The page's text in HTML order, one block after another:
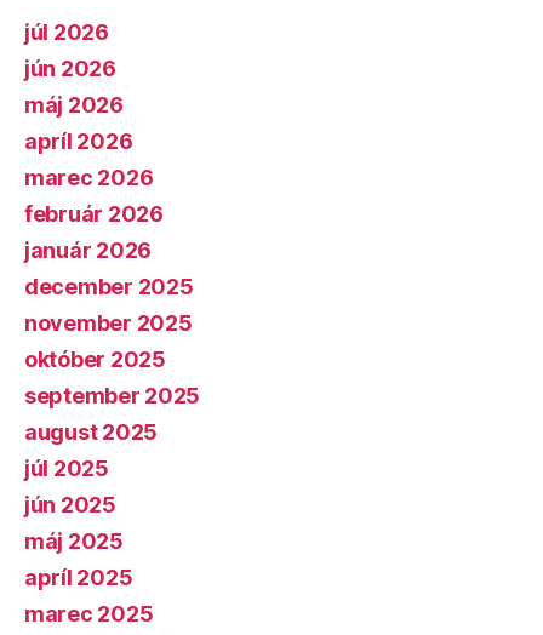
júl 2026
jún 2026
máj 2026
apríl 2026
marec 2026
február 2026
január 2026
december 2025
november 2025
október 2025
september 2025
august 2025
júl 2025
jún 2025
máj 2025
apríl 2025
marec 2025